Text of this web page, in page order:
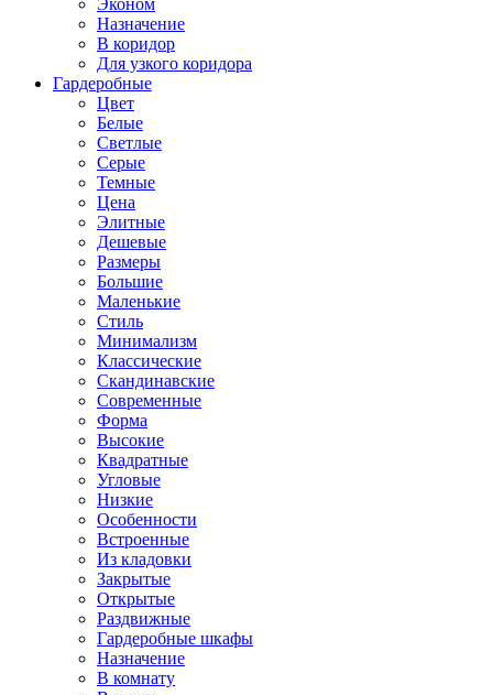
Эконом
Назначение
В коридор
Для узкого коридора
Гардеробные
Цвет
Белые
Светлые
Серые
Темные
Цена
Элитные
Дешевые
Размеры
Большие
Маленькие
Стиль
Минимализм
Классические
Скандинавские
Современные
Форма
Высокие
Квадратные
Угловые
Низкие
Особенности
Встроенные
Из кладовки
Закрытые
Открытые
Раздвижные
Гардеробные шкафы
Назначение
В комнату